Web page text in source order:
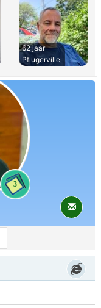
62 jaar
Pflugerville
3